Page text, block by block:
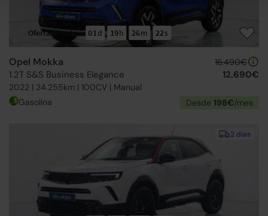
Ofertas Opel 01d 19h 26m 21s
Opel Mokka
1.2T S&S Business Elegance
2022 | 24.255km | 100CV | Manual
16.490€
12.690€
Gasolina Desde 198€/mes
2 días